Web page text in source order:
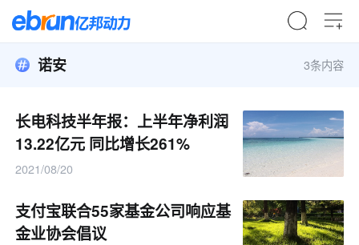
诺安 3条内容
长电科技半年报：上半年净利润
13.22亿元 同比增长261%
2021/08/20
支付宝联合55家基金公司响应基
金业协会倡议